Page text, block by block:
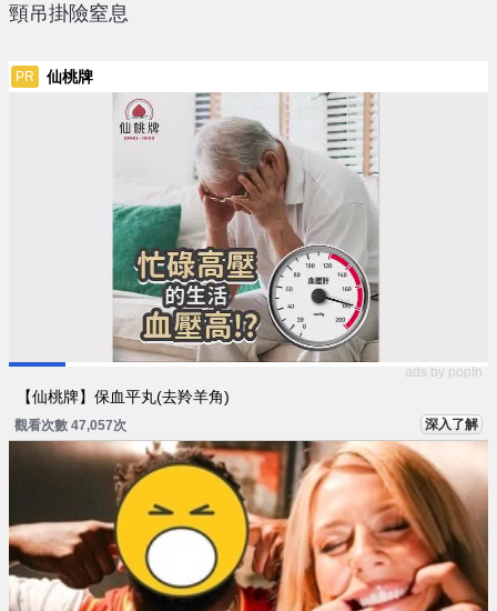
頸吊掛險窒息
PR 仙桃牌
ads by popIn
【仙桃牌】保血平丸(去羚羊角)
觀看次數 47,057次 深入了解